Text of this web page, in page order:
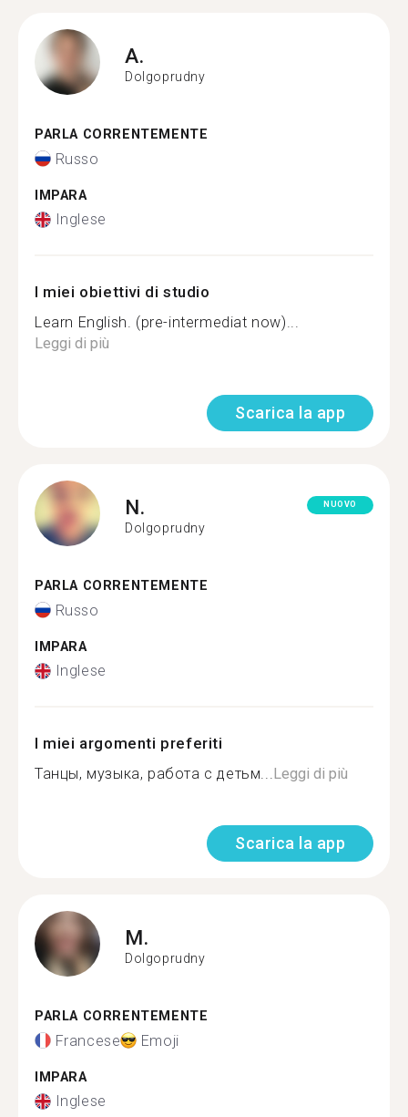
A.
Dolgoprudny
PARLA CORRENTEMENTE
Russo
IMPARA
Inglese
I miei obiettivi di studio
Learn English. (pre-intermediat now)...
Leggi di più
Scarica la app
N.
Dolgoprudny
NUOVO
PARLA CORRENTEMENTE
Russo
IMPARA
Inglese
I miei argomenti preferiti
Танцы, музыка, работа с детьм...Leggi di più
Scarica la app
M.
Dolgoprudny
PARLA CORRENTEMENTE
Francese Emoji
IMPARA
Inglese